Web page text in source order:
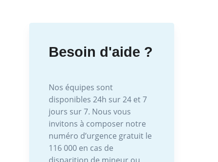
Besoin d'aide ?
Nos équipes sont
disponibles 24h sur 24 et 7
jours sur 7. Nous vous
invitons à composer notre
numéro d’urgence gratuit le
116 000 en cas de